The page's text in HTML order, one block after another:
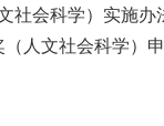
社会科学）实施
人文社会科学）